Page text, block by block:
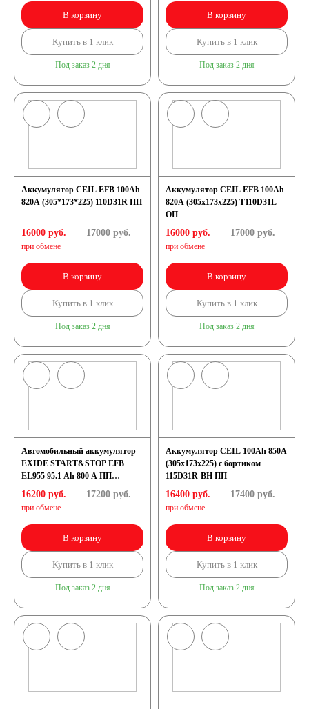
В корзину
Купить в 1 клик
Под заказ 2 дня
В корзину
Купить в 1 клик
Под заказ 2 дня
Аккумулятор CEIL EFB 100Ah
820A (305*173*225) 110D31R ПП
16000 руб.
при обмене
17000руб.
В корзину
Купить в 1 клик
Под заказ 2 дня
Аккумулятор CEIL EFB 100Ah
820A (305x173x225) T110D31L
ОП
16000 руб.
при обмене
17000руб.
В корзину
Купить в 1 клик
Под заказ 2 дня
Автомобильный аккумулятор
EXIDE START&STOP EFB
EL955 95.1 Ah 800 A ПП
(306x173x225) D31R
16200 руб.
при обмене
17200руб.
В корзину
Купить в 1 клик
Под заказ 2 дня
Аккумулятор CEIL 100Ah 850A
(305x173x225) с бортиком
115D31R-BH ПП
16400 руб.
при обмене
17400руб.
В корзину
Купить в 1 клик
Под заказ 2 дня